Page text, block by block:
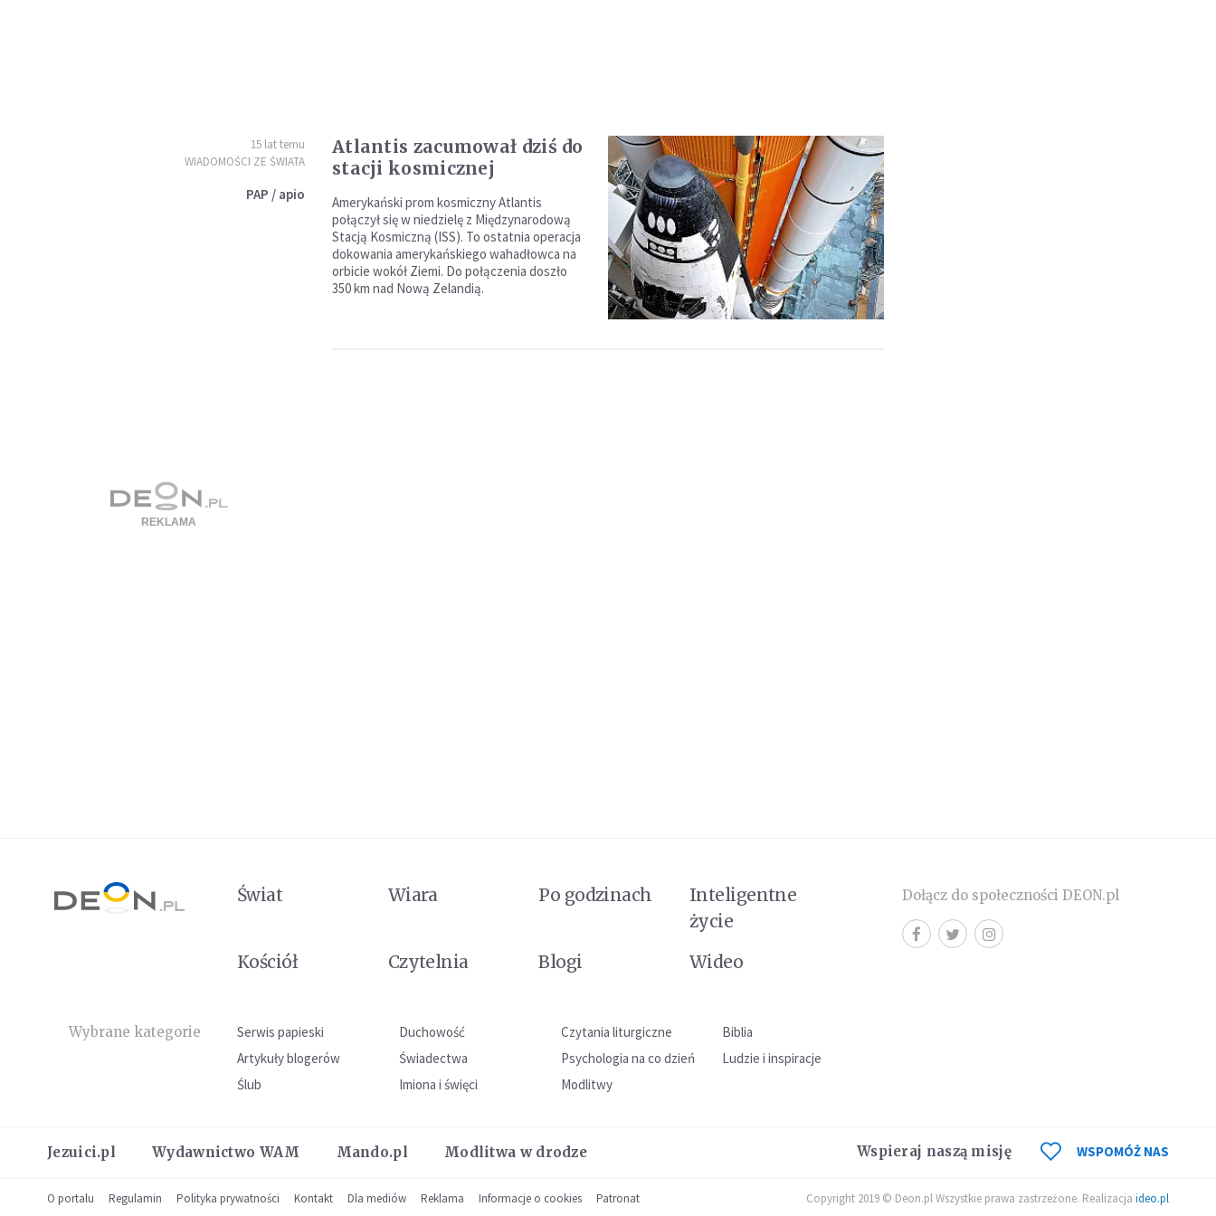
15 lat temu
WIADOMOŚCI ZE ŚWIATA
PAP / apio
Atlantis zacumował dziś do
stacji kosmicznej
Amerykański prom kosmiczny Atlantis
połączył się w niedzielę z Międzynarodową
Stacją Kosmiczną (ISS). To ostatnia operacja
dokowania amerykańskiego wahadłowca na
orbicie wokół Ziemi. Do połączenia doszło
350 km nad Nową Zelandią.
Świat Wiara Po godzinach
Inteligentne
życie
Kościół
Czytelnia Blogi Wideo
Wybrane kategorie Serwis papieski Duchowość Czytania liturgiczne
Biblia
Artykuły blogerów
Świadectwa Psychologia na co dzień
Ludzie i inspiracje
Ślub
Imiona i święci Modlitwy
Dołącz do społeczności DEON.pl
Jezuici.pl Wydawnictwo WAM Mando.pl Modlitwa w drodze Wspieraj naszą misję WSPOMÓŻ NAS
O portalu Regulamin Polityka prywatności Kontakt Dla mediów Reklama Informacje o cookies Patronat Copyright 2019 © Deon.pl Wszystkie prawa zastrzeżone. Realizacja ideo.pl